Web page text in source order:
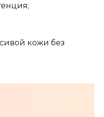
кожи без